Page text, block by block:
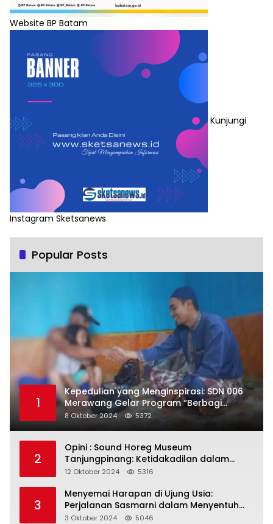
Website BP Batam
Kunjungi
Instagram Sketsanews
Popular Posts
1
Kepedulian yang Menginspirasi: SDN 006
Merawang Gelar Program “Berbagi
Segenggam Beras”
8 Oktober 2024 5372
2
Opini : Sound Horeg Museum
Tanjungpinang: Ketidakadilan dalam
Representasi
12 Oktober 2024 5316
3
Menyemai Harapan di Ujung Usia:
Perjalanan Sasmarni dalam Menyentuh
Hati dan Jiwa
3 Oktober 2024 5046